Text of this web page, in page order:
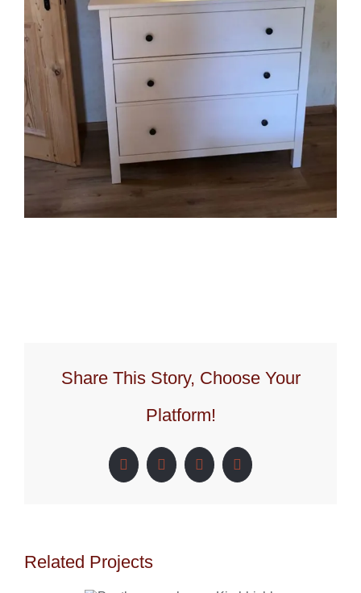
Share This Story, Choose Your
Platform!
Facebook
X LinkedInPinterest
Related Projects